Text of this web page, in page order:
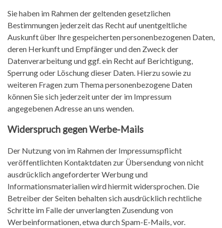
Sie haben im Rahmen der geltenden gesetzlichen
Bestimmungen jederzeit das Recht auf unentgeltliche
Auskunft über Ihre gespeicherten personenbezogenen Daten,
deren Herkunft und Empfänger und den Zweck der
Datenverarbeitung und ggf. ein Recht auf Berichtigung,
Sperrung oder Löschung dieser Daten. Hierzu sowie zu
weiteren Fragen zum Thema personenbezogene Daten
können Sie sich jederzeit unter der im Impressum
angegebenen Adresse an uns wenden.
Widerspruch gegen Werbe-Mails
Der Nutzung von im Rahmen der Impressumspflicht
veröffentlichten Kontaktdaten zur Übersendung von nicht
ausdrücklich angeforderter Werbung und
Informationsmaterialien wird hiermit widersprochen. Die
Betreiber der Seiten behalten sich ausdrücklich rechtliche
Schritte im Falle der unverlangten Zusendung von
Werbeinformationen, etwa durch Spam-E-Mails, vor.